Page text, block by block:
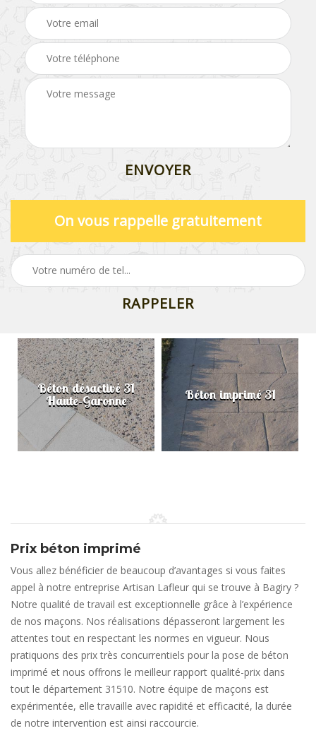
On vous rappelle gratuitement
Béton désactivé 31
Haute-Garonne Béton imprimé 31
Prix béton imprimé
Vous allez bénéficier de beaucoup d’avantages si vous faites
appel à notre entreprise Artisan Lafleur qui se trouve à Bagiry ?
Notre qualité de travail est exceptionnelle grâce à l’expérience
de nos maçons. Nos réalisations dépasseront largement les
attentes tout en respectant les normes en vigueur. Nous
pratiquons des prix très concurrentiels pour la pose de béton
imprimé et nous offrons le meilleur rapport qualité-prix dans
tout le département 31510. Notre équipe de maçons est
expérimentée, elle travaille avec rapidité et efficacité, la durée
de notre intervention est ainsi raccourcie.